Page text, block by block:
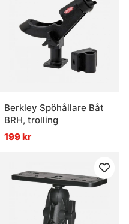
det gäller som mest.
Berkley Spöhållare Båt
BRH, trolling
199 kr